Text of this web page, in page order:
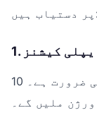
پر دستیاب ہیں:
کیشنز
رابطہ رکھنا آج کی ضرورت ہے۔ 10win پر آپ کو تمام
ورژن ملیں گے۔